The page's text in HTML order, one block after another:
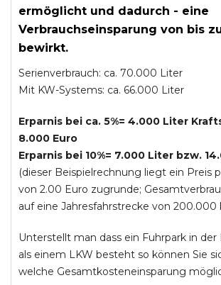
ermöglicht und dadurch - eine
Verbrauchseinsparung von bis zu
bewirkt.
Serienverbrauch: ca. 70.000 Liter
Mit KW-Systems: ca. 66.000 Liter
Erparnis bei ca. 5%= 4.000 Liter
8.000 Euro
Erparnis bei 10%= 7.000 Liter bzw.
(dieser Beispielrechnung liegt ein Preis
von 2.00 Euro zugrunde;
auf eine Jahresfahrstrecke von 200.000
Unterstellt man dass ein Fuhrpark in
als einem LKW besteht so können Sie
welche Gesamtkosteneinsparung